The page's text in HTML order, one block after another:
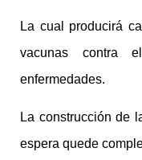
La cual producirá
vacunas contra
enfermedades.
La construcción de
espera quede